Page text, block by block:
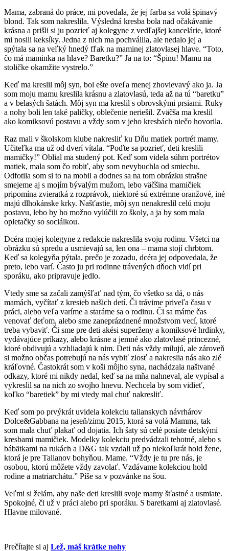
Mama, zabraná do práce, mi povedala, že jej farba sa volá špinavý
blond. Tak som nakreslila. Výsledná kresba bola nad očakávanie
krásna a prišli si ju pozrieť aj kolegyne z vedľajšej kancelárie, ktoré
mi nosili keksíky. Jedna z nich ma pochválila, ale nedalo jej a
spýtala sa na veľký hnedý fľak na maminej zlatovlasej hlave. “Toto,
čo má maminka na hlave? Baretku?” Ja na to: “Špinu! Mamu na
stoličke okamžite vystrelo.”
Keď ma kreslil môj syn, bol ešte oveľa menej zhovievavý ako ja. Ja
som moju mamu kreslila krásnu a zlatovlasú, teda až na tú “baretku”
a v belasých šatách. Môj syn ma kreslil s obrovskými prsiami. Ruky
a nohy boli len také paličky, oblečenie neriešil. Zväčša ma kreslil
ako komiksovú postavu a vždy som v jeho kresbách niečo hovorila.
Raz mali v školskom klube nakresliť ku Dňu matiek portrét mamy.
Učiteľka ma už od dverí vítala. “Poďte sa pozrieť, deti kreslili
mamičky!” Oblial ma studený pot. Keď som videla súhrn portrétov
matiek, mala som čo robiť, aby som nevybuchla od smiechu.
Odfotila som si to na mobil a dodnes sa na tom obrázku strašne
smejeme aj s mojím bývalým mužom, lebo väčšina mamičiek
pripomína zvieratká z rozprávok, niektoré sú extrémne oranžové, iné
majú dlhokánske krky. Našťastie, môj syn nenakreslil celú moju
postavu, lebo by ho možno vylúčili zo školy, a ja by som mala
opletačky so sociálkou.
Dcéra mojej kolegyne z redakcie nakreslila svoju rodinu. Všetci na
obrázku sú spredu a usmievajú sa, len ona – mama stojí chrbtom.
Keď sa kolegyňa pýtala, prečo je zozadu, dcéra jej odpovedala, že
preto, lebo varí. Často ju pri rodinne trávených dňoch vidí pri
sporáku, ako pripravuje jedlo.
Vtedy sme sa začali zamýšľať nad tým, čo všetko sa dá, o nás
mamách, vyčítať z kresieb našich detí. Či trávime priveľa času v
práci, alebo veľa varíme a staráme sa o rodinu. Či sa máme čas
venovať deťom, alebo sme zaneprázdnené množstvom vecí, ktoré
treba vybaviť. Či sme pre deti akési superženy a komiksové hrdinky,
vydávajúce príkazy, alebo krásne a jemné ako zlatovlasé princezné,
ktoré obdivujú a vzhliadajú k nim. Deti nás vždy milujú, ale zároveň
si možno občas potrebujú na nás vybiť zlosť a nakreslia nás ako zlé
kráľovné. Častokrát som v koši môjho syna, nachádzala naštvané
odkazy, ktoré mi nikdy nedal, keď sa na mňa nahneval, ale vypísal a
vykreslil sa na nich zo svojho hnevu. Nechcela by som vidieť,
koľko “baretiek” by mi vtedy mal chuť nakresliť.
Keď som po prvýkrát uvidela kolekciu talianskych návrhárov
Dolce&Gabbana na jeseň/zimu 2015, ktorá sa volá Mamma, tak
som mala chuť plakať od dojatia. Ich šaty sú celé posiate detskými
kresbami mamičiek. Modelky kolekciu predvádzali tehotné, alebo s
bábätkami na rukách a D&G tak vzdali už po niekoľkrát hold žene,
ktorá je pre Talianov bohyňou. Mame. “Vždy je tu pre nás, je
osobou, ktorú môžete vždy zavolať. Vzdávame kolekciou hold
rodine a matriarchátu.” Píše sa v pozvánke na šou.
Veľmi si želám, aby naše deti kreslili svoje mamy šťastné a usmiate.
Spokojné, či už v práci alebo pri sporáku. S baretkami aj zlatovlasé.
Hlavne milované.
Prečítajte si aj Lež, máš krátke nohy